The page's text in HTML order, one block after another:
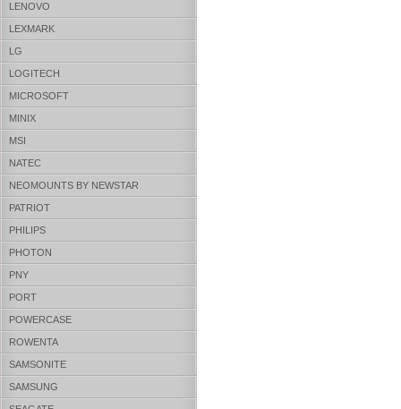
LENOVO
LEXMARK
LG
LOGITECH
MICROSOFT
MINIX
MSI
NATEC
NEOMOUNTS BY NEWSTAR
PATRIOT
PHILIPS
PHOTON
PNY
PORT
POWERCASE
ROWENTA
SAMSONITE
SAMSUNG